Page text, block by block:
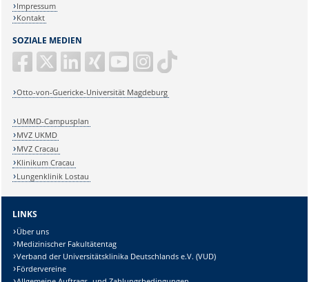
SOZIALE MEDIEN
Otto-von-Guericke-Universität Magdeburg
Impressum
Kontakt
UMMD-Campusplan
MVZ UKMD
MVZ Cracau
Klinikum Cracau
Lungenklinik Lostau
LINKS
Über uns
Medizinischer Fakultätentag
Verband der Universitätsklinika Deutschlands e.V. (VUD)
Fördervereine